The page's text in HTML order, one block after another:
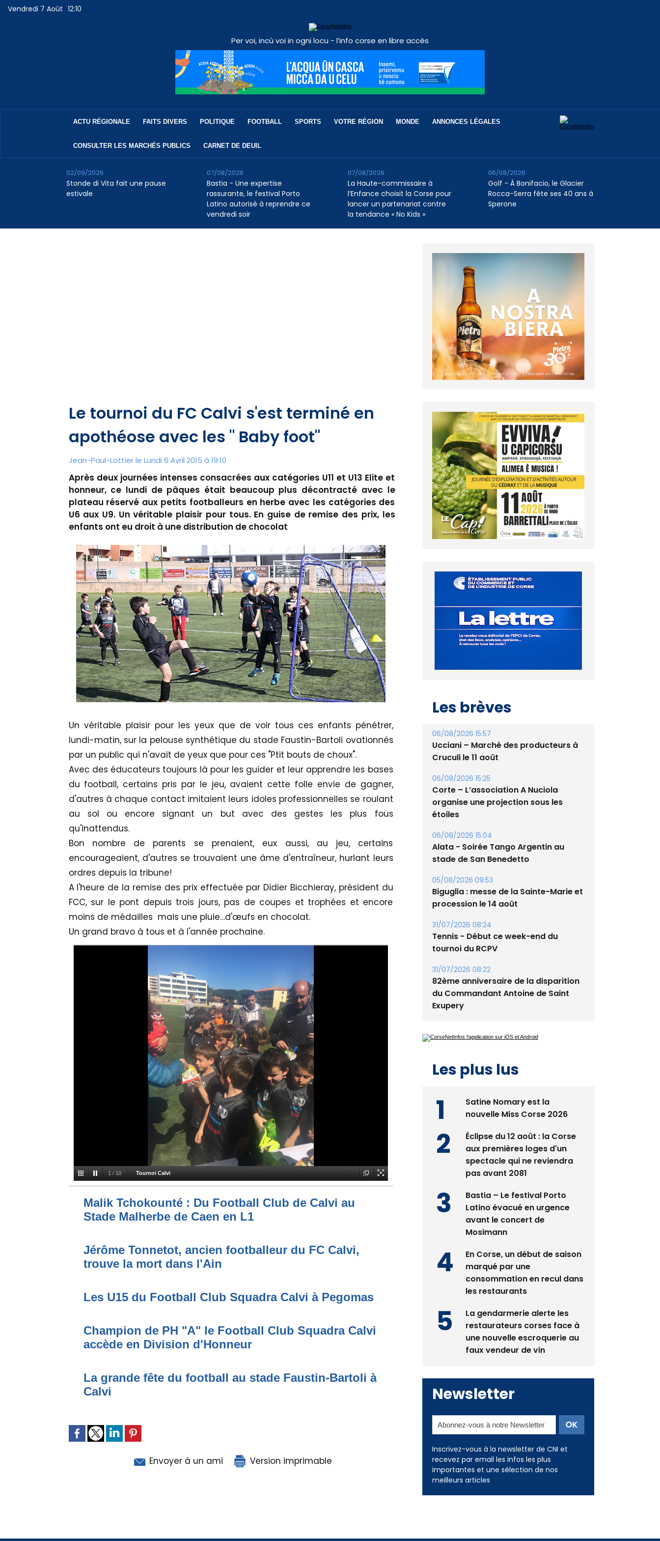
Vendredi 7 Août 12:10
Per voi, incù voi in ogni locu - l’info corse en libre accès
ACTU RÉGIONALE FAITS DIVERS POLITIQUE FOOTBALL SPORTS VOTRE RÉGION MONDE ANNONCES LÉGALES
CONSULTER LES MARCHÉS PUBLICS CARNET DE DEUIL
Stonde di Vita fait une pause
estivale
02/09/2026
Bastia - Une expertise
rassurante, le festival Porto
Latino autorisé à reprendre ce
vendredi soir
07/08/2026
La Haute-commissaire à
l’Enfance choisit la Corse pour
lancer un partenariat contre
la tendance « No Kids »
07/08/2026
Golf - À Bonifacio, le Glacier
Rocca-Serra fête ses 40 ans à
Sperone
06/08/2026
Le tournoi du FC Calvi s'est terminé en
apothéose avec les " Baby foot"
Jean-Paul-Lottier le Lundi 6 Avril 2015 à 19:10
Après deux journées intenses consacrées aux catégories U11 et U13 Elite et
honneur, ce lundi de pâques était beaucoup plus décontracté avec le
plateau réservé aux petits footballeurs en herbe avec les catégories des
U6 aux U9. Un véritable plaisir pour tous. En guise de remise des prix, les
enfants ont eu droit à une distribution de chocolat
Un véritable plaisir pour les yeux que de voir tous ces enfants pénétrer,
lundi-matin, sur la pelouse synthétique du stade Faustin-Bartoli ovationnés
par un public qui n'avait de yeux que pour ces "Ptit bouts de choux".
Avec des éducateurs toujours là pour les guider et leur apprendre les bases
du football, certains pris par le jeu, avaient cette folle envie de gagner,
d'autres à chaque contact imitaient leurs idoles professionnelles se roulant
au sol ou encore signant un but avec des gestes les plus fous
qu'inattendus.
Bon nombre de parents se prenaient, eux aussi, au jeu, certains
encourageaient, d'autres se trouvaient une âme d'entraîneur, hurlant leurs
ordres depuis la tribune!
A l'heure de la remise des prix effectuée par Didier Bicchieray, président du
FCC, sur le pont depuis trois jours, pas de coupes et trophées et encore
moins de médailles mais une pluie…d'œufs en chocolat.
Un grand bravo à tous et à l'année prochaine.
2 / 10 Tournoi Calvi
Malik Tchokounté : Du Football Club de Calvi au
Stade Malherbe de Caen en L1
Jérôme Tonnetot, ancien footballeur du FC Calvi,
trouve la mort dans l'Ain
Les U15 du Football Club Squadra Calvi à Pegomas
Champion de PH "A" le Football Club Squadra Calvi
accède en Division d'Honneur
La grande fête du football au stade Faustin-Bartoli à
Calvi
Envoyer à un ami Version imprimable
Les brèves
06/08/2026 15:57
Ucciani – Marché des producteurs à
Cruculi le 11 août
06/08/2026 15:25
Corte – L’association A Nuciola
organise une projection sous les
étoiles
06/08/2026 15:04
Alata - Soirée Tango Argentin au
stade de San Benedetto
05/08/2026 09:53
Biguglia : messe de la Sainte-Marie et
procession le 14 août
31/07/2026 08:24
Tennis - Début ce week-end du
tournoi du RCPV
31/07/2026 08:22
82ème anniversaire de la disparition
du Commandant Antoine de Saint
Exupery
Les plus lus
Satine Nomary est la
nouvelle Miss Corse 2026
Éclipse du 12 août : la Corse
aux premières loges d'un
spectacle qui ne reviendra
pas avant 2081
Bastia – Le festival Porto
Latino évacué en urgence
avant le concert de
Mosimann
En Corse, un début de saison
marqué par une
consommation en recul dans
les restaurants
La gendarmerie alerte les
restaurateurs corses face à
une nouvelle escroquerie au
faux vendeur de vin
Newsletter
Inscrivez-vous à la newsletter de CNI et
recevez par email les infos les plus
importantes et une sélection de nos
meilleurs articles